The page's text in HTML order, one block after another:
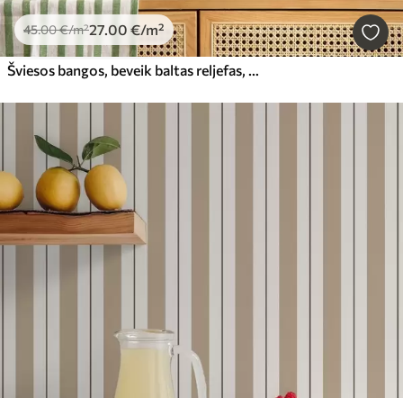
45.00€/m²27.00 €/m²
Šviesos bangos, beveik baltas reljefas, minimalus